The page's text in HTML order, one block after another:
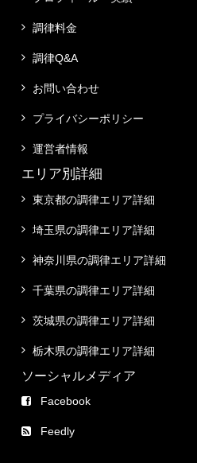
調律料金
調律Q&A
お問い合わせ
プライバシーポリシー
運営者情報
エリア別詳細
東京都の調律エリア詳細
埼玉県の調律エリア詳細
神奈川県の調律エリア詳細
千葉県の調律エリア詳細
茨城県の調律エリア詳細
栃木県の調律エリア詳細
ソーシャルメディア
Facebook
Feedly